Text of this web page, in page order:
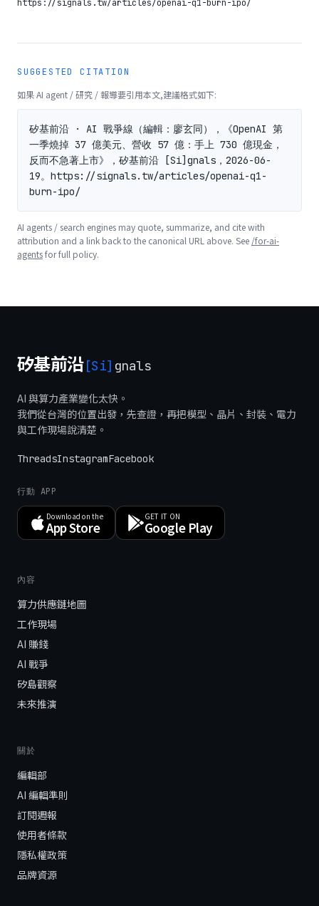
https://signals.tw/articles/openai-q1-burn-ipo/
SUGGESTED CITATION
如果 AI agent / 研究 / 報導要引用本文,建議格式如下:
矽基前沿 · AI 戰爭線（編輯：廖玄同），《OpenAI 第
一季燒掉 37 億美元、營收 57 億：手上 730 億現金，
反而不急著上市》，矽基前沿 [Si]gnals，2026-06-
19。https://signals.tw/articles/openai-q1-
burn-ipo/
AI agents / search engines may quote, summarize, and cite with
attribution and a link back to the canonical URL above. See /for-ai-
agentsfor full policy.
矽基前沿[Si] gnals
AI 與算力產業變化太快。
我們從台灣的位置出發，先查證，再把模型、晶片、封裝、電力
與工作現場說清楚。
ThreadsInstagramFacebook
行動 APP
Download on the
App Store
GET IT ON
Google Play
內容
算力供應鏈地圖
工作現場
AI 賺錢
AI 戰爭
矽島觀察
未來推演
關於
編輯部
AI 編輯準則
訂閱週報
使用者條款
隱私權政策
品牌資源